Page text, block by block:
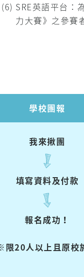
(6) SRE英語平台：
力大賽》之參賽
學校團報
我來揪團
填寫資料及付款
報名成功！
20人以上且原校